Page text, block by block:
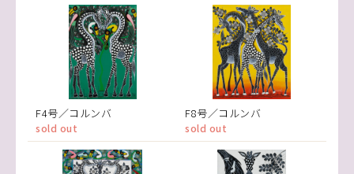
F4号／コルンバ
sold out
F8号／コルンバ
sold out